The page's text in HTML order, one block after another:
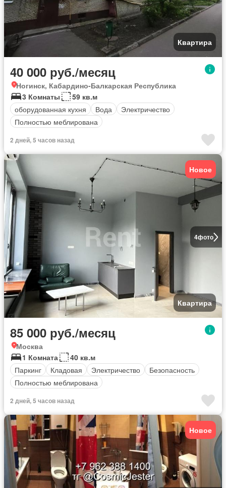
Квартира
40 000 руб./месяц
Ногинск, Кабардино-Балкарская Республика
3 Комнаты
59 кв.м
оборудованная кухня
Вода
Электричество
Полностью меблирована
2 дней, 5 часов назад
4фото
Новое
Квартира
85 000 руб./месяц
Москва
1 Комната
40 кв.м
Паркинг
Кладовая Электричество
Безопасность
Полностью меблирована
2 дней, 5 часов назад
Новое